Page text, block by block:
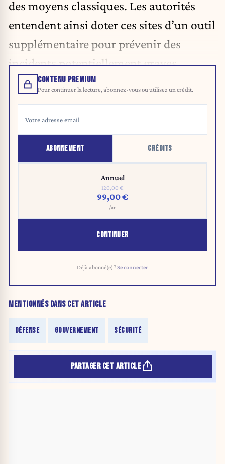
des moyens classiques. Les autorités
entendent ainsi doter ces sites d’un outil
supplémentaire pour prévenir des
incidents potentiellement graves.
CONTENU PREMIUM
Pour continuer la lecture, abonnez-vous ou utilisez un crédit.
ABONNEMENT CRÉDITS
Annuel
120,00 €
99,00 €
/an
CONTINUER
Déjà abonné(e) ?Se connecter
MENTIONNÉS DANS CET ARTICLE
DÉFENSE GOUVERNEMENT SÉCURITÉ
PARTAGER CET ARTICLE